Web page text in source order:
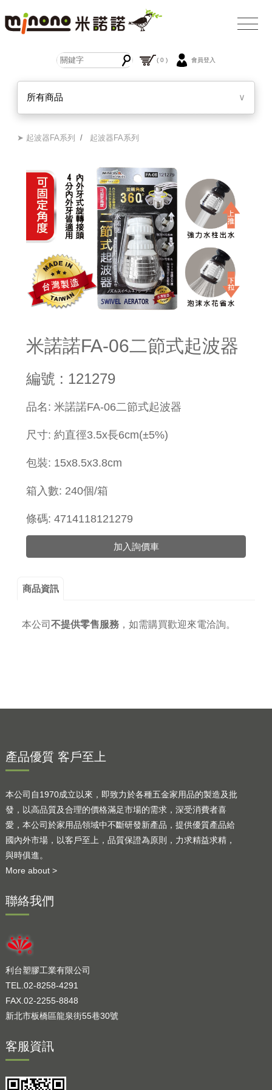
( 0 ) 會員登入
所有商品 ∨
➤ 起波器FA系列 / 起波器FA系列
米諾諾FA-06二節式起波器
編號 : 121279
​品名: 米諾諾FA-06二節式起波器
尺寸: 約直徑3.5x長6cm(±5%)
包裝: 15x8.5x3.8cm
箱入數: 240個/箱
條碼: 4714118121279
加入詢價車
商品資訊
本公司 不提供零售服務， 如需購買歡迎來電洽詢。
產品優質 客戶至上
本公司自1970成立以來，即致力於各種五金家用品的製造及批
發，以高品質及合理的價格滿足市場的需求，深受消費者喜
愛，本公司於家用品領域中不斷研發新產品，提供優質產品給
國內外市場，以客戶至上，品質保證為原則，力求精益求精，
與時俱進。
More about >
聯絡我們
利台塑膠工業有限公司
TEL.02-8258-4291
FAX.02-2255-8848
新北市板橋區龍泉街55巷30號
客服資訊